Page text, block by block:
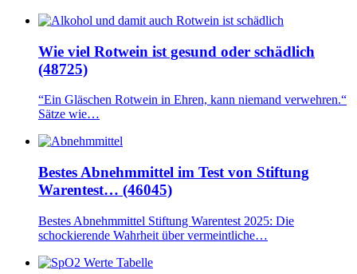
Wie viel Rotwein ist gesund oder schädlich
(48725)
“Ein Gläschen Rotwein in Ehren, kann niemand verwehren.“
Sätze wie…
Bestes Abnehmmittel im Test von Stiftung
Warentest… (46045)
Bestes Abnehmmittel Stiftung Warentest 2025: Die
schockierende Wahrheit über vermeintliche…